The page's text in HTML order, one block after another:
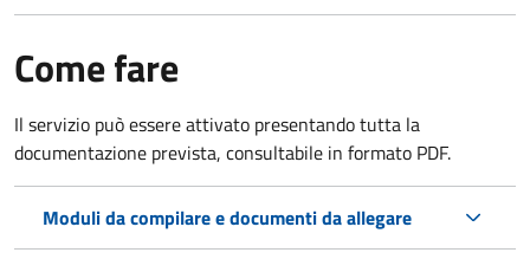
Come fare
Il servizio può essere attivato presentando tutta la
documentazione prevista, consultabile in formato PDF.
Moduli da compilare e documenti da allegare